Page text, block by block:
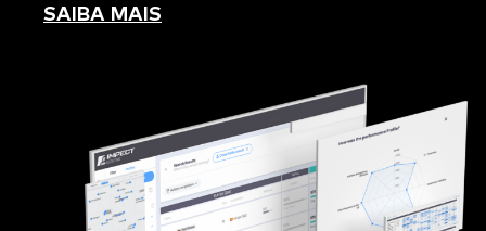
SAIBA MAIS